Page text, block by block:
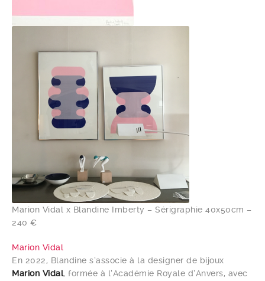
Marion Vidal x Blandine Imberty – Sérigraphie 40x50cm –
240 €
Marion Vidal
En 2022, Blandine s’associe à la designer de bijoux
Marion Vidal, formée à l’Académie Royale d’Anvers, avec